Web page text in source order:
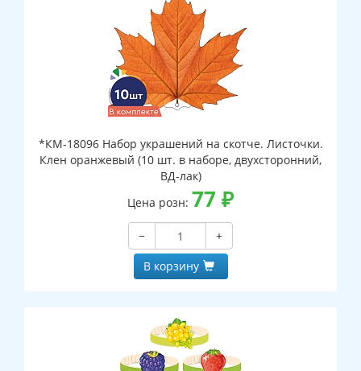
*КМ-18096 Набор украшений на скотче. Листочки.
Клен оранжевый (10 шт. в наборе, двухсторонний,
ВД-лак)
Цена розн: 77 ₽
−
+
В корзину